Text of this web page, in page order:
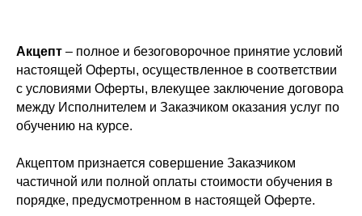
Акцепт – полное и безоговорочное принятие условий
настоящей Оферты, осуществленное в соответствии
с условиями Оферты, влекущее заключение договора
между Исполнителем и Заказчиком оказания услуг по
обучению на курсе.
Акцептом признается совершение Заказчиком
частичной или полной оплаты стоимости обучения в
порядке, предусмотренном в настоящей Оферте.